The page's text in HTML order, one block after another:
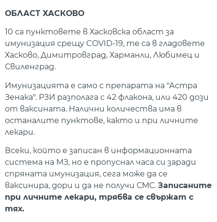
ОБЛАСТ ХАСКОВО
10 са пунктовете в Хасковска област за
имунизация срещу COVID-19, те са в гладовете
Хасково, Димитровград, Харманли, Любимец и
Свиленград.
Имунизацията е само с препарата на "Астра
Зенака". РЗИ разполага с 42 флакона, или 420 дози
от ваксината. Налични количества има в
останалите пунктове, както и при личните
лекари.
Всеки, който е записан в информационната
система на МЗ, но е пропуснал часа си заради
спряната имунизация, сега може да се
ваксинира, дори и да не получи СМС. Записаните
при личните лекари, трябва се свържат с
тях.